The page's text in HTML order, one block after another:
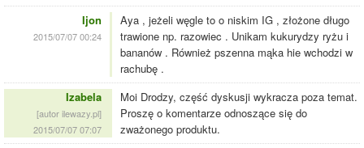
Ijon
2015/07/07 00:24
Aya , jeżeli węgle to o niskim IG , złożone długo
trawione np. razowiec . Unikam kukurydzy ryżu i
bananów . Również pszenna mąka hie wchodzi w
rachubę .
Izabela
[autor ilewazy.pl]
2015/07/07 07:07
Moi Drodzy, część dyskusji wykracza poza temat.
Proszę o komentarze odnoszące się do
zważonego produktu.